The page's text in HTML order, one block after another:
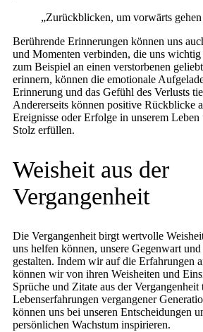
„Zurückblicken, um vorwärts
Berührende Erinnerungen können uns
und Momenten verbinden, die uns
zum Beispiel an einen verstorbenen
erinnern, können die emotionale
Erinnerung und das Gefühl des Verlusts
Andererseits können positive Rückblicke
Ereignisse oder Erfolge in unserem
Stolz erfüllen.
Weisheit aus der
Vergangenheit
Die Vergangenheit birgt wertvolle
uns helfen können, unsere Gegenwart
gestalten. Indem wir auf die Erfahrungen
können wir von ihren Weisheiten und
Sprüche und Zitate aus der Vergangenheit
Lebenserfahrungen vergangener
können uns bei unseren Entscheidungen
persönlichen Wachstum inspirieren.